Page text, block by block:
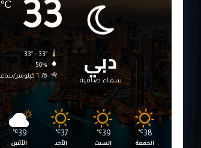
دبي
سماء صافية
33
℃
50%
1.76 كيلومتر/ساعة
38
℃
الجمعة
39
℃
السبت
37
℃
الأحد
39
℃
الأثنين